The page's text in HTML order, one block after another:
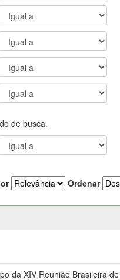
de busca.
Ordenar
da XIV Reunião Brasileira